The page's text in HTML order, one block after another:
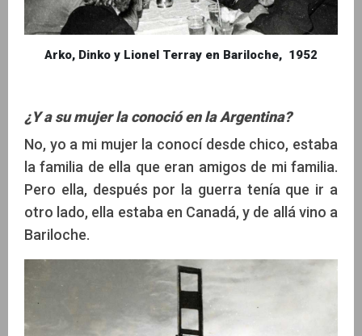
Arko, Dinko y Lionel Terray en Bariloche, 1952
¿Y a su mujer la conoció en la Argentina?
No, yo a mi mujer la conocí desde chico, estaba
la familia de ella que eran amigos de mi familia.
Pero ella, después por la guerra tenía que ir a
otro lado, ella estaba en Canadá, y de allá vino a
Bariloche.